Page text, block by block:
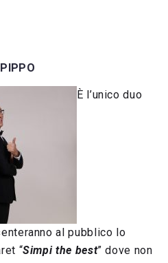
È l’unico duo
al pubblico lo
“Simpi the best” dove non